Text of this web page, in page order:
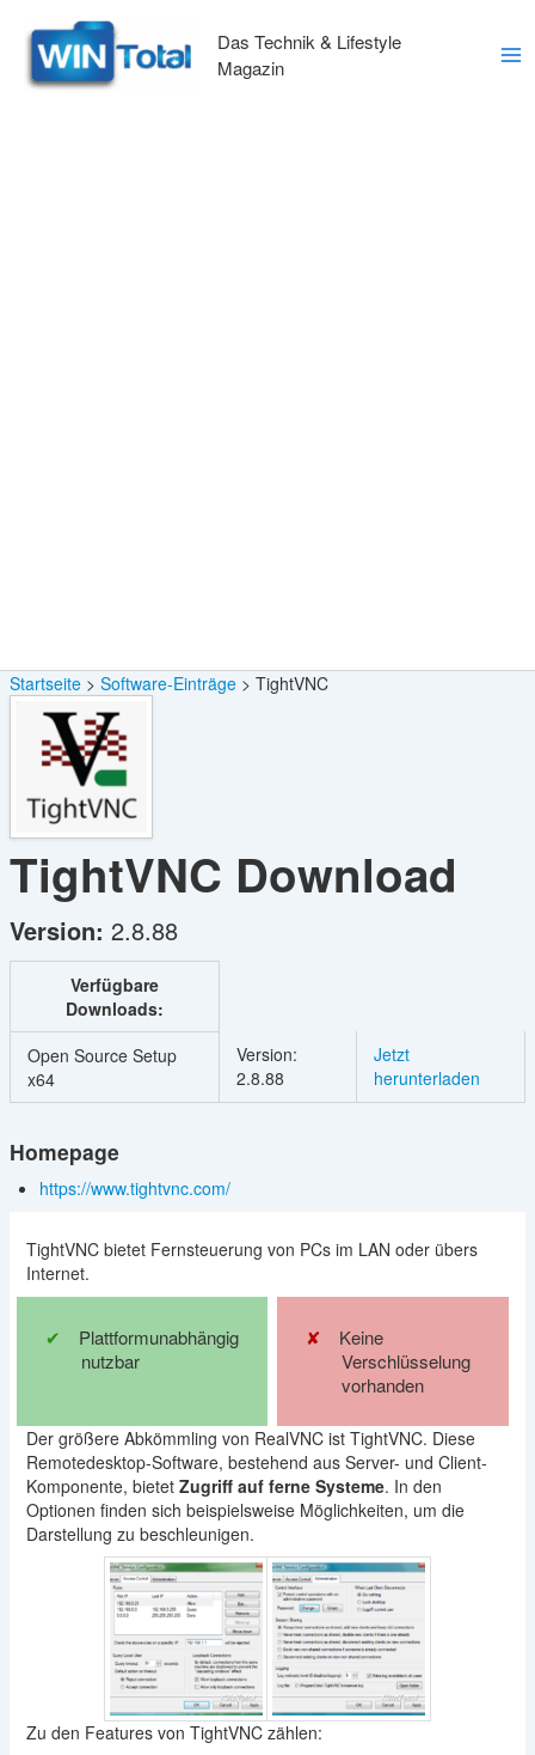
Inhalt
springen
Das Technik & Lifestyle
Magazin
Startseite Software-Einträge TightVNC
TightVNC Download
Version: 2.8.88
Verfügbare
Downloads:
Open Source Setup
x64
Version:
2.8.88
Jetzt
herunterladen
Homepage
https://www.tightvnc.com/
TightVNC bietet Fernsteuerung von PCs im LAN oder übers
Internet.
Plattformunabhängig
nutzbar
Keine
Verschlüsselung
vorhanden
Der größere Abkömmling von RealVNC ist TightVNC. Diese
Remotedesktop-Software, bestehend aus Server- und Client-
Komponente, bietet Zugriff auf ferne Systeme. In den
Optionen finden sich beispielsweise Möglichkeiten, um die
Darstellung zu beschleunigen.
Zu den Features von TightVNC zählen: